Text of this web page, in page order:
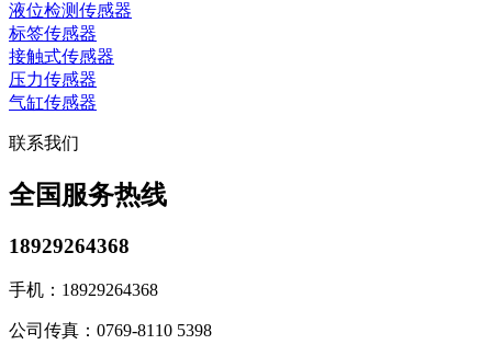
液位检测传感器
标签传感器
接触式传感器
压力传感器
气缸传感器
联系我们
全国服务热线
18929264368
手机： 18929264368
公司传真： 0769-8110 5398